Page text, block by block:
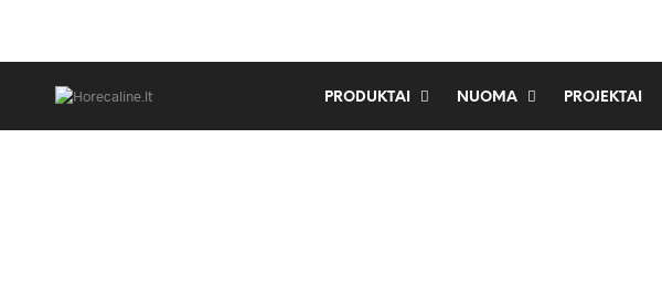
PRODUKTAI NUOMA PROJEKTAI